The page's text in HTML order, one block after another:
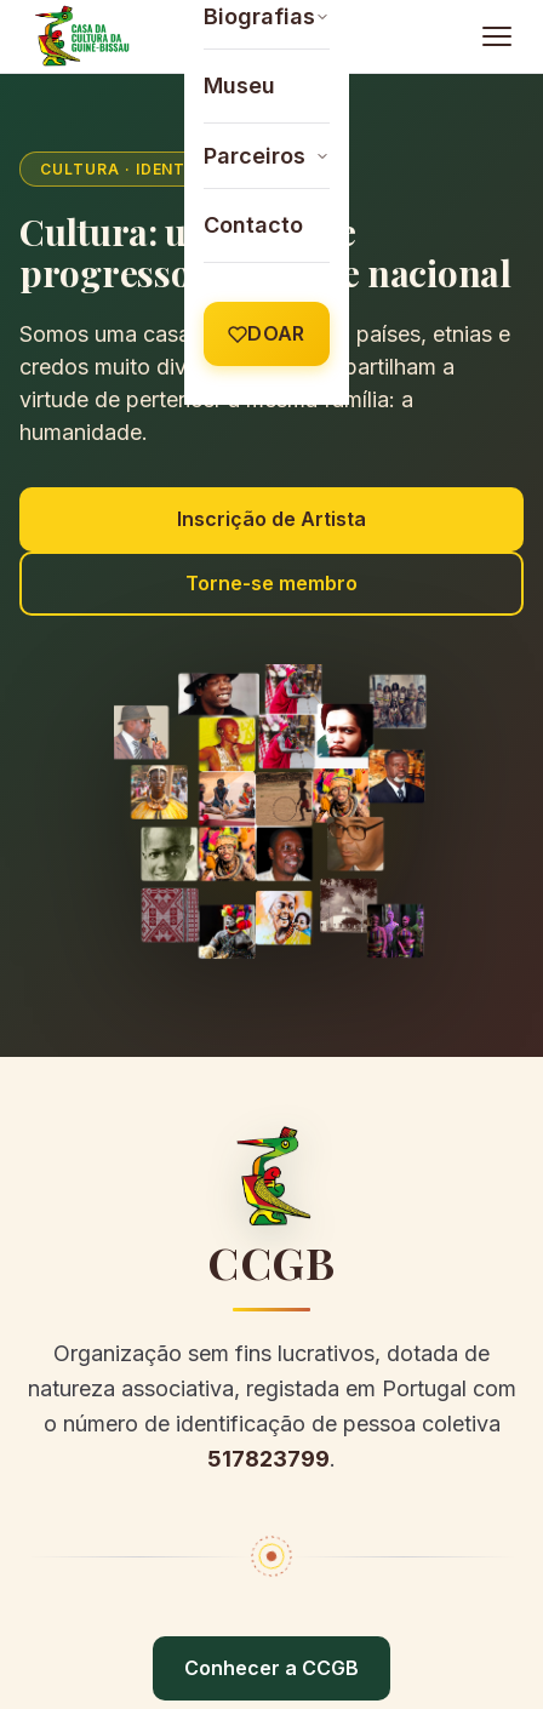
Saltar para o conteúdoBiografias
Museu
Parceiros
Contacto
DOAR
CULTURA · IDENTIDADE · UNIDADE
Cultura: um fator de
progresso e unidade nacional
Somos uma casa de continentes, países, etnias e
credos muito diversos, mas que partilham a
virtude de pertencer à mesma família: a
humanidade.
Inscrição de Artista
Torne-se membro
CCGB
Organização sem fins lucrativos, dotada de
natureza associativa, registada em Portugal com
o número de identificação de pessoa coletiva
517823799.
Conhecer a CCGB